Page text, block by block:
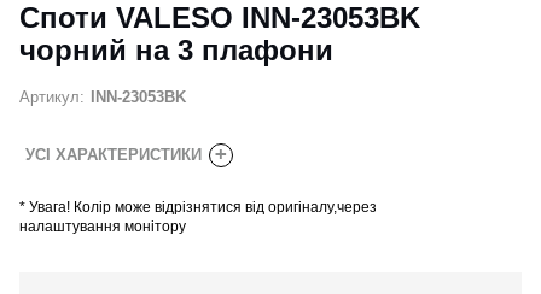
Споти VALESO INN-23053BK
чорний на 3 плафони
Артикул: INN-23053BK
УСІ ХАРАКТЕРИСТИКИ +
* Увага! Колір може відрізнятися від оригіналу,через
налаштування монітору